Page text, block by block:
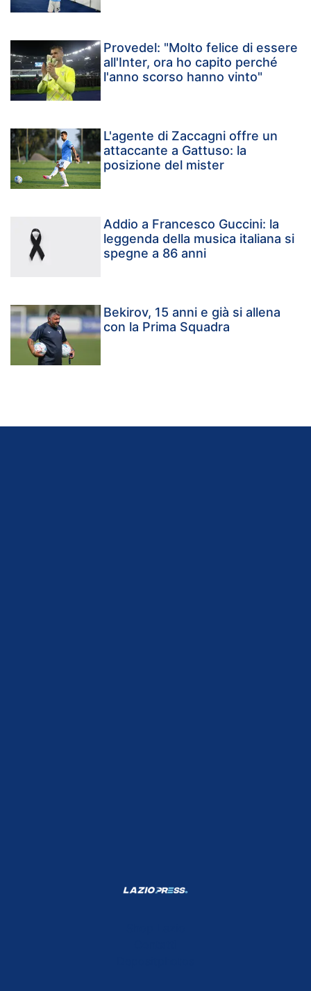
Provedel: "Molto felice di essere
all'Inter, ora ho capito perché
l'anno scorso hanno vinto"
L'agente di Zaccagni offre un
attaccante a Gattuso: la
posizione del mister
Addio a Francesco Guccini: la
leggenda della musica italiana si
spegne a 86 anni
Bekirov, 15 anni e già si allena
con la Prima Squadra